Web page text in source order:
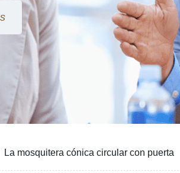
La mosquitera cónica circular con puerta